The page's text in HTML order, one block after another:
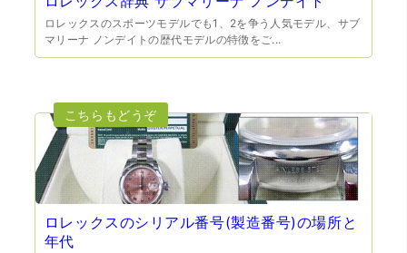
（大阪市東淀川区）出来るだけ安く買取られるのかな…?と
いう不安が最初は有りましたが、面倒な営業トークも一切
なく安心して任せられました。 ありがとうございます。
ロレックスのスポーツモデルでも1、2を争う人気モデル、サブ
マリーナ ノンデイトの歴代モデルの特徴をご...
ロレックスのシリアル番号(製造番号)の場所と
年代